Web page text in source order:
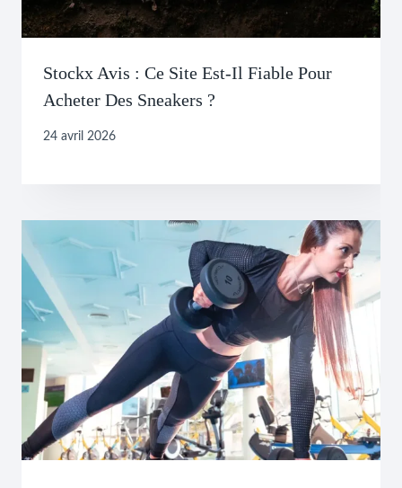
Stockx Avis : Ce Site Est-Il Fiable Pour
Acheter Des Sneakers ?
24 avril 2026